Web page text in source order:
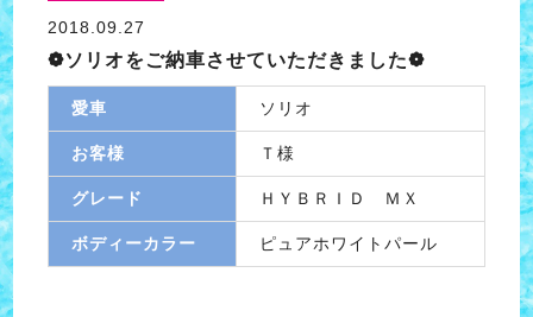
2018.09.27
❁ソリオをご納車させていただきました❁
愛車 ソリオ
お客様 Ｔ様
グレード ＨＹＢＲＩＤ ＭＸ
ボディーカラー ピュアホワイトパール